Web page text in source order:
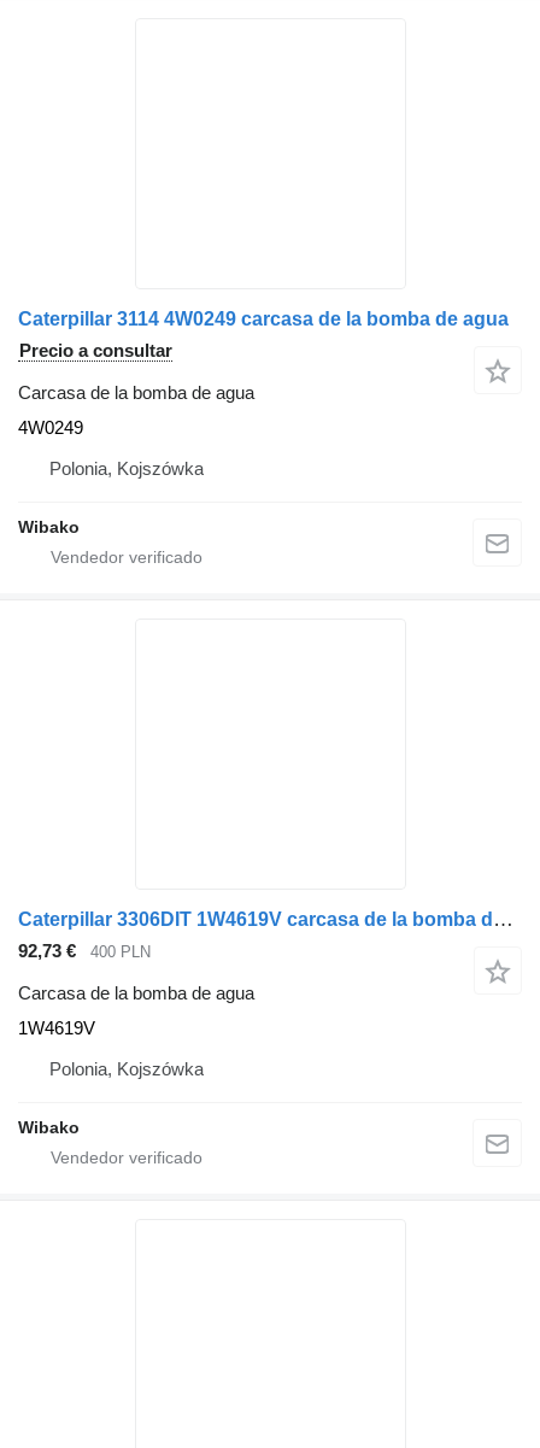
Caterpillar 3114 4W0249 carcasa de la bomba de agua
Precio a consultar
Carcasa de la bomba de agua
4W0249
Polonia, Kojszówka
Wibako
Caterpillar 3306DIT 1W4619V carcasa de la bomba de agua
92,73 € 400 PLN
Carcasa de la bomba de agua
1W4619V
Polonia, Kojszówka
Wibako